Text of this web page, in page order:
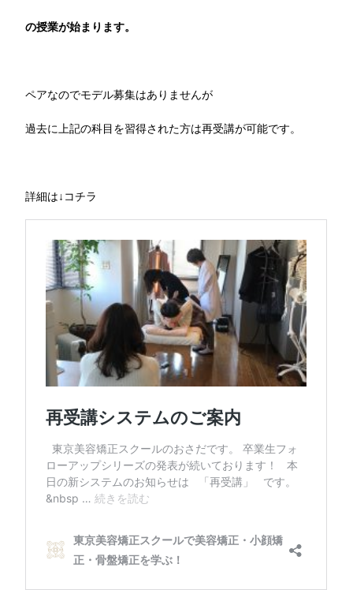
の授業が始まります。
ペアなのでモデル募集はありませんが
過去に上記の科目を習得された方は再受講が可能です。
詳細は↓コチラ